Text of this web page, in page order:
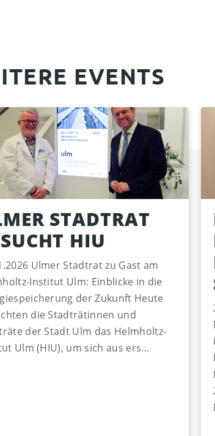
EVENTS
STADTRAT
HIU
Ulmer Stadtrat zu Gast am
Institut Ulm: Einblicke in die
der Zukunft Heute
die Stadträtinnen und
der Stadt Ulm das Helmholtz-
Ulm (HIU), um sich aus ers...